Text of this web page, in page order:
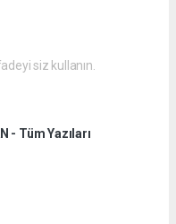
siz kullanın.
- Tüm Yazıları